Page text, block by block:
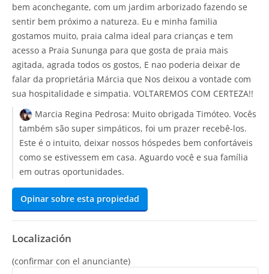
bem aconchegante, com um jardim arborizado fazendo se
sentir bem próximo a natureza. Eu e minha familia
gostamos muito, praia calma ideal para crianças e tem
acesso a Praia Sununga para que gosta de praia mais
agitada, agrada todos os gostos, E nao poderia deixar de
falar da proprietária Márcia que Nos deixou a vontade com
sua hospitalidade e simpatia. VOLTAREMOS COM CERTEZA!!
Marcia Regina Pedrosa: Muito obrigada Timóteo. Vocês
também são super simpáticos, foi um prazer recebê-los.
Este é o intuito, deixar nossos hóspedes bem confortáveis
como se estivessem em casa. Aguardo você e sua família
em outras oportunidades.
Opinar sobre esta propiedad
Localización
(confirmar con el anunciante)